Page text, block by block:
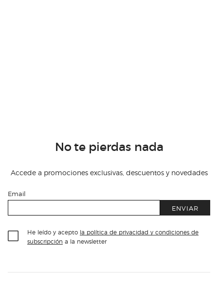
No te pierdas nada
Accede a promociones exclusivas, descuentos y novedades
Email
ENVIAR
He leído y acepto la política de privacidad y condiciones de
subscripción a la newsletter